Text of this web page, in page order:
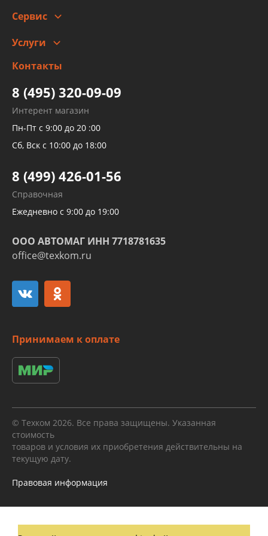
Сервис
Заправка кондиционера авто
Детейлинг
Услуги
высокого давления
Тормозных трубок
Рукавов гидроусилителей
Рукавов компрессоров и турбин
Трубок кондиционеров
Развертка пайка медных стальных
алюминиевых трубок и штуцеров
Контакты
8 (495) 320-09-09
Интерент магазин
Пн-Пт с 9:00 до 20 :00
Сб, Вск с 10:00 до 18:00
8 (499) 426-01-56
Справочная
Ежедневно с 9:00 до 19:00
ООО АВТОМАГ ИНН 7718781635
office@texkom.ru
Принимаем к оплате
© Техком 2026. Все права защищены. Указанная
стоимость
товаров и условия их приобретения действительны на
текущую дату.
Правовая информация